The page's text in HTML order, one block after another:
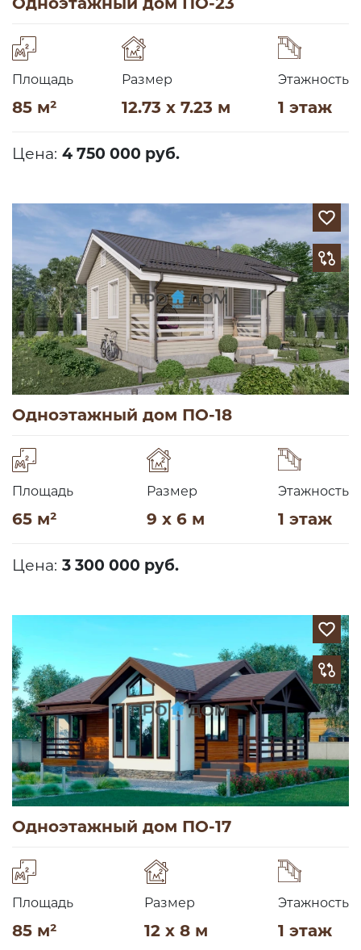
Площадь
85 м²
Размер
12.73 x 7.23 м
Этажность
1 этаж
Цена: 4 750 000 руб.
Одноэтажный дом ПО-18
Площадь
65 м²
Размер
9 x 6 м
Этажность
1 этаж
Цена: 3 300 000 руб.
Одноэтажный дом ПО-17
Площадь
85 м²
Размер
12 x 8 м
Этажность
1 этаж